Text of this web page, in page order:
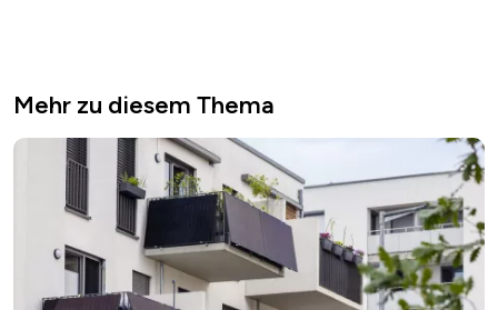
Mehr zu diesem Thema